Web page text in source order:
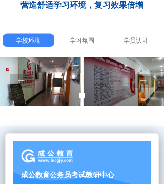
营造舒适学习环境，复习效果倍增
学校环境 学习氛围 学员认可
ꂃ ꁹ
成公教育公务员考试教研中心